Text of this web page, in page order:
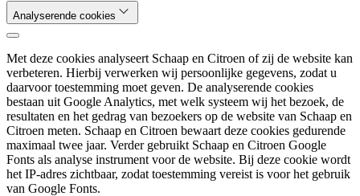
Analyserende cookies
Met deze cookies analyseert Schaap en Citroen of zij de website kan
verbeteren. Hierbij verwerken wij persoonlijke gegevens, zodat u
daarvoor toestemming moet geven. De analyserende cookies
bestaan uit Google Analytics, met welk systeem wij het bezoek, de
resultaten en het gedrag van bezoekers op de website van Schaap en
Citroen meten. Schaap en Citroen bewaart deze cookies gedurende
maximaal twee jaar. Verder gebruikt Schaap en Citroen Google
Fonts als analyse instrument voor de website. Bij deze cookie wordt
het IP-adres zichtbaar, zodat toestemming vereist is voor het gebruik
van Google Fonts.